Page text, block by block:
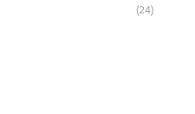
(24)